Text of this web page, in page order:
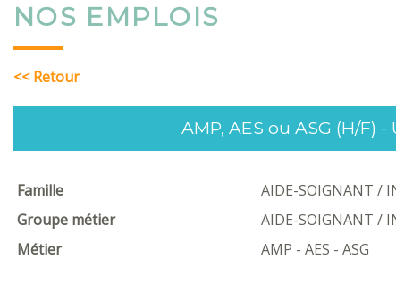
NOS EMPLOIS
<< Retour
AMP, AES ou ASG (H/F)
Famille
AIDE-SOIGNANT /
Groupe métier
AIDE-SOIGNANT /
Métier
AMP - AES - ASG